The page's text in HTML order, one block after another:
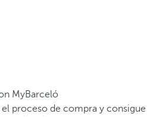
MyBarceló
proceso de compra y consigue